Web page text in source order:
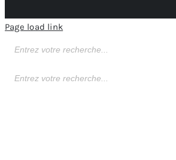
Page load link
de
de